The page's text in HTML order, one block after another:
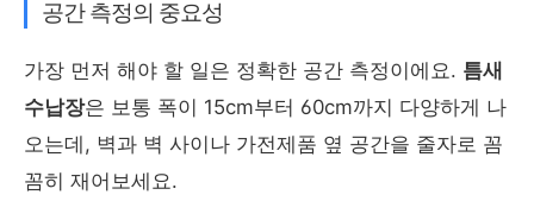
공간 측정의 중요성
가장 먼저 해야 할 일은 정확한 공간 측정이에요. 틈새
수납장은 보통 폭이 15cm부터 60cm까지 다양하게 나
오는데, 벽과 벽 사이나 가전제품 옆 공간을 줄자로 꼼
꼼히 재어보세요.